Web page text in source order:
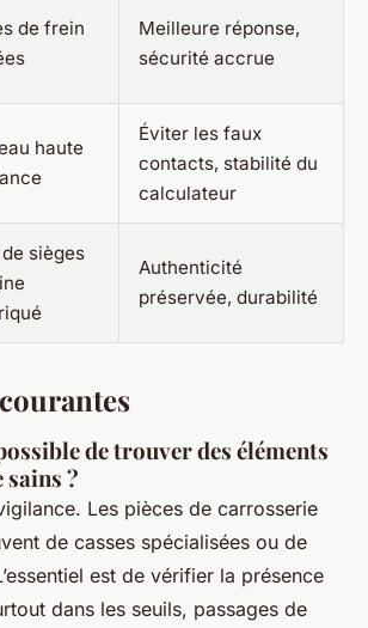
de frein
Meilleure réponse,
sécurité accrue
haute
Éviter les faux
contacts, stabilité du
calculateur
sièges
Authenticité
préservée, durabilité
de trouver des éléments
?
Les pièces de carrosserie
de casses spécialisées ou de
est de vérifier la présence
dans les seuils, passages de